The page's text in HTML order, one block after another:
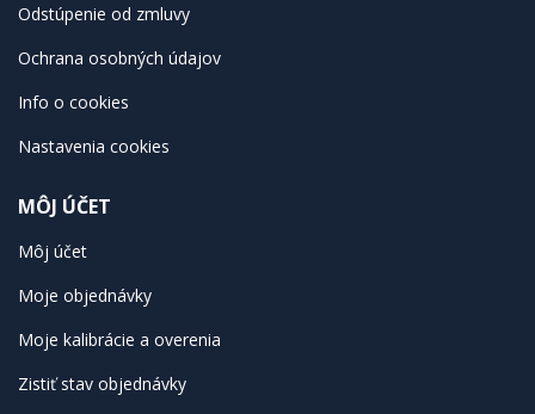
Odstúpenie od zmluvy
Ochrana osobných údajov
Info o cookies
Nastavenia cookies
MÔJ ÚČET
Môj účet
Moje objednávky
Moje kalibrácie a overenia
Zistiť stav objednávky